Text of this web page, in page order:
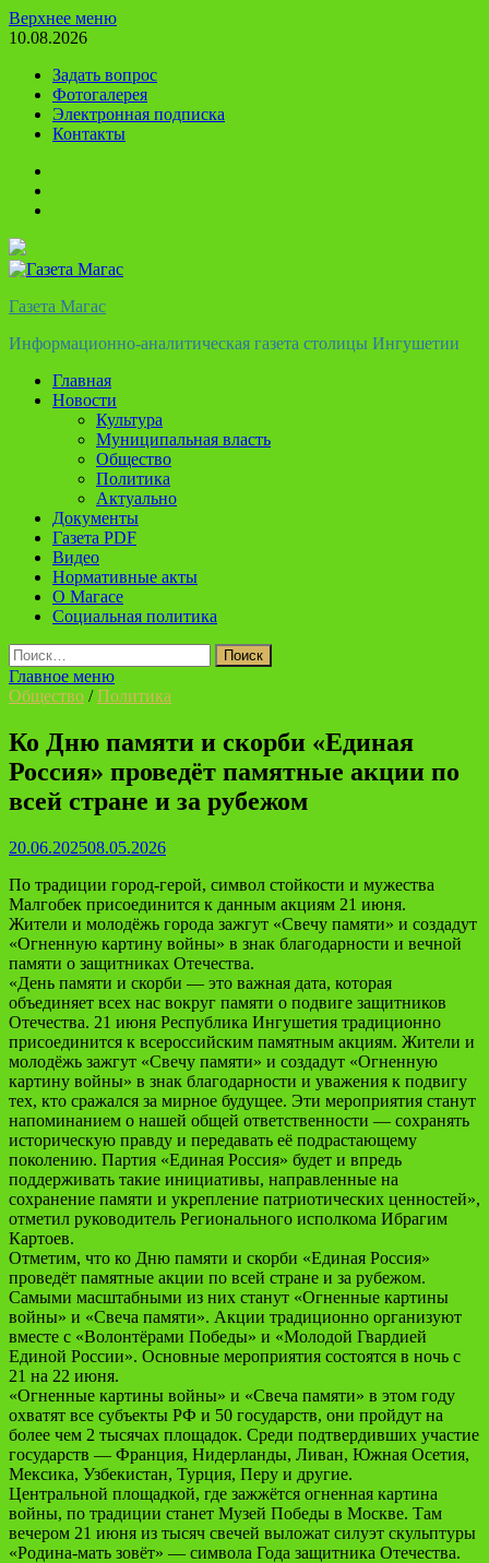
Перейти
к
Верхнее меню
10.08.2026
Задать вопрос
Фотогалерея
Электронная подписка
Контакты
Газета Магас
Информационно-аналитическая газета столицы Ингушетии
Главная
Новости
Культура
Муниципальная власть
Общество
Политика
Актуально
Документы
Газета PDF
Видео
Нормативные акты
О Магасе
Социальная политика
Найти:
Главное меню
Общество /Политика
Ко Дню памяти и скорби «Единая
Россия» проведёт памятные акции по
всей стране и за рубежом
20.06.202508.05.2026
По традиции город-герой, символ стойкости и мужества
Малгобек присоединится к данным акциям 21 июня.
Жители и молодёжь города зажгут «Свечу памяти» и создадут
«Огненную картину войны» в знак благодарности и вечной
памяти о защитниках Отечества.
«День памяти и скорби — это важная дата, которая
объединяет всех нас вокруг памяти о подвиге защитников
Отечества. 21 июня Республика Ингушетия традиционно
присоединится к всероссийским памятным акциям. Жители и
молодёжь зажгут «Свечу памяти» и создадут «Огненную
картину войны» в знак благодарности и уважения к подвигу
тех, кто сражался за мирное будущее. Эти мероприятия станут
напоминанием о нашей общей ответственности — сохранять
историческую правду и передавать её подрастающему
поколению. Партия «Единая Россия» будет и впредь
поддерживать такие инициативы, направленные на
сохранение памяти и укрепление патриотических ценностей»,
отметил руководитель Регионального исполкома Ибрагим
Картоев.
Отметим, что ко Дню памяти и скорби «Единая Россия»
проведёт памятные акции по всей стране и за рубежом.
Самыми масштабными из них станут «Огненные картины
войны» и «Свеча памяти». Акции традиционно организуют
вместе с «Волонтёрами Победы» и «Молодой Гвардией
Единой России». Основные мероприятия состоятся в ночь с
21 на 22 июня.
«Огненные картины войны» и «Свеча памяти» в этом году
охватят все субъекты РФ и 50 государств, они пройдут на
более чем 2 тысячах площадок. Среди подтвердивших участие
государств — Франция, Нидерланды, Ливан, Южная Осетия,
Мексика, Узбекистан, Турция, Перу и другие.
Центральной площадкой, где зажжётся огненная картина
войны, по традиции станет Музей Победы в Москве. Там
вечером 21 июня из тысяч свечей выложат силуэт скульптуры
«Родина-мать зовёт» — символа Года защитника Отечества.